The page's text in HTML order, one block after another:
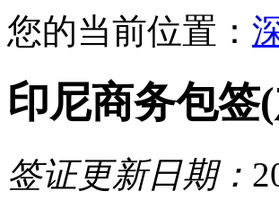
您的当前位置：
印尼商务包签
签证更新日期：